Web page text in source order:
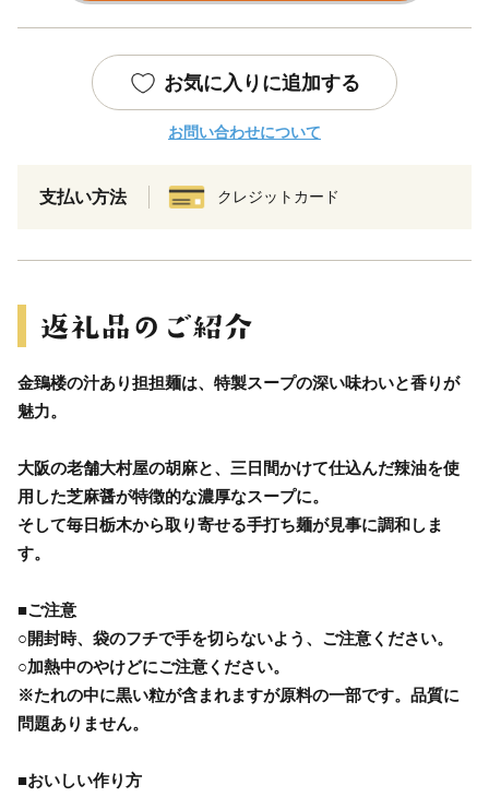
お気に入りに追加する
お問い合わせについて
支払い方法 クレジットカード
金鵄楼の汁あり担担麺は、特製スープの深い味わいと香りが
魅力。
大阪の老舗大村屋の胡麻と、三日間かけて仕込んだ辣油を使
用した芝麻醤が特徴的な濃厚なスープに。
そして毎日栃木から取り寄せる手打ち麺が見事に調和しま
す。
■ご注意
○開封時、袋のフチで手を切らないよう、ご注意ください。
○加熱中のやけどにご注意ください。
※たれの中に黒い粒が含まれますが原料の一部です。品質に
問題ありません。
■おいしい作り方